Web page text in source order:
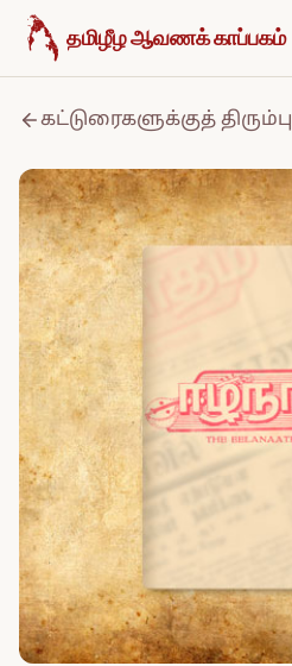
உள்ளடக்கத்திற்குச் செல்க
தமிழீழ ஆவணக் காப்பகம்
கட்டுரைகளுக்குத் திரும்பு